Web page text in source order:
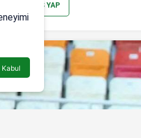
GIRIŞ YAP
Kabul